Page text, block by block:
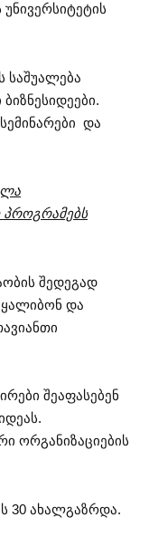
საშუალება
და
პროგრამებს
შედეგად
და
შეაფასებენ
ორგანიზაციების
30 ახალგაზრდა.